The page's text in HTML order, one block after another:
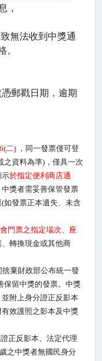
，
無法收到中獎通
。
憑郵戳日期，逾期
二) ，同一發票僅可登
之資料為準)，僅具一次
示於指定便利商店通
獎者需妥善保管發票
(如發票正本遺失、未含
門票之指定場次、座
、轉換現金或其他商
棄財政部公布統一發
保留中獎的發票。中獎
附上身分證正反影本
效護照之影本及中獎
正反影本、法定代理
歲之中獎者無國民身分